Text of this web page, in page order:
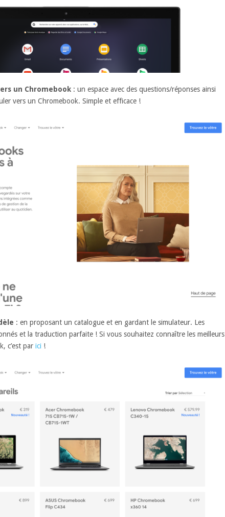
un Chromebook: un espace avec des questions/réponses ainsi
vers un Chromebook. Simple et efficace !
: en proposant un catalogue et en gardant le simulateur. Les
et la traduction parfaite ! Si vous souhaitez connaître les meilleurs
c’est par ici !